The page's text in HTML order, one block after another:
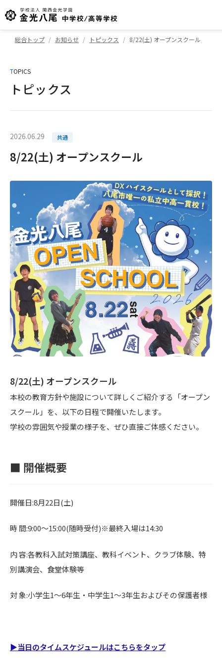
総合トップ お知らせ トピックス 8/22(土) オープンスクール
TOPICS
トピックス
2026.06.29 共通
8/22(土) オープンスクール
8/22(土) オープンスクール
本校の教育方針や施設について詳しくご紹介する「オープン
スクール」を、以下の日程で開催いたします。
学校の雰囲気や授業の様子を、ぜひ直接ご体感ください。
■ 開催概要
開催日:8月22日(土)
時 間:9:00〜15:00(随時受付)※最終入場は14:30
内 容:各教科入試対策講座、教科イベント、クラブ体験、特
別講演会、食堂体験等
対 象:小学生1〜6年生・中学生1〜3年生およびその保護者様
▶当日のタイムスケジュールはこちらをタップ